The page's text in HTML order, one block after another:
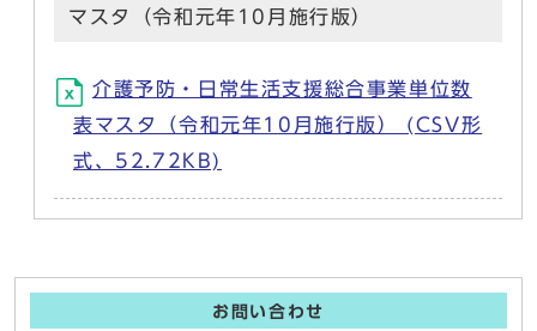
マスタ（令和元年10月施行版）
介護予防・日常生活支援総合事業単位数
表マスタ（令和元年10月施行版） (CSV形
式、52.72KB)
お問い合わせ